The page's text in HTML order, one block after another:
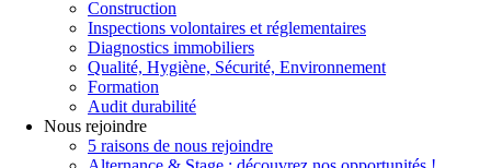
Construction
Inspections volontaires et réglementaires
Diagnostics immobiliers
Qualité, Hygiène, Sécurité, Environnement
Formation
Audit durabilité
Nous rejoindre
5 raisons de nous rejoindre